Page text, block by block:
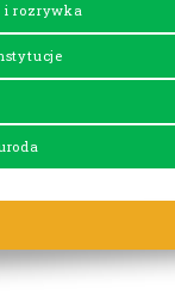
i rozrywka